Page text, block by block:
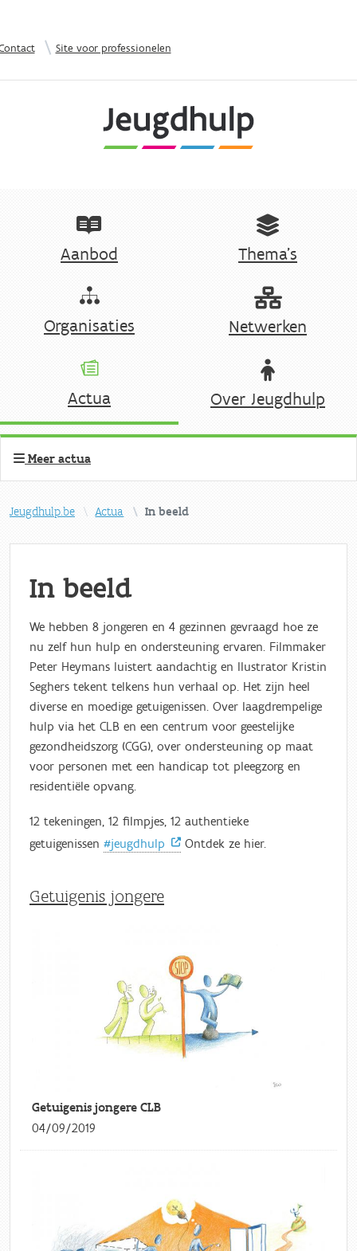
| Site voor professionelen
Aanbod Thema's
Organisaties Netwerken
Actua Over Jeugdhulp
Meer actua
Jeugdhulp.be Actua In beeld
In beeld
We hebben 8 jongeren en 4 gezinnen gevraagd hoe ze
nu zelf hun hulp en ondersteuning ervaren. Filmmaker
Peter Heymans luistert aandachtig en llustrator Kristin
Seghers tekent telkens hun verhaal op. Het zijn heel
diverse en moedige getuigenissen. Over laagdrempelige
hulp via het CLB en een centrum voor geestelijke
gezondheidszorg (CGG), over ondersteuning op maat
voor personen met een handicap tot pleegzorg en
residentiële opvang.
12 tekeningen, 12 filmpjes, 12 authentieke
getuigenissen #jeugdhulp Ontdek ze hier.
Getuigenis jongere
Getuigenis jongere CLB
04/09/2019